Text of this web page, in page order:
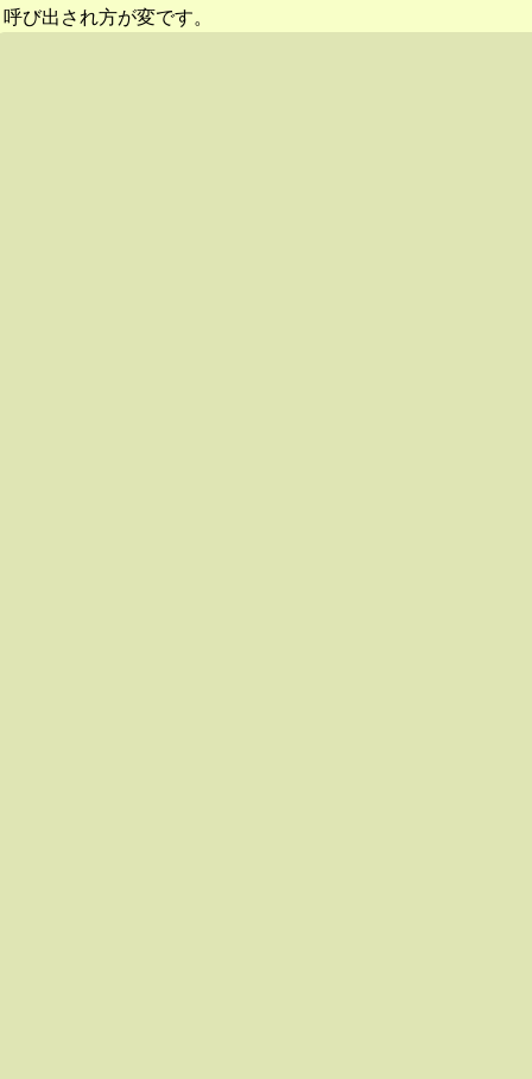
呼び出され方が変です。